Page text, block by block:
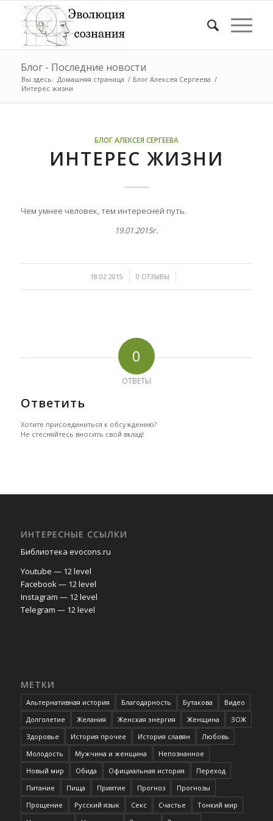
Блог - Последние новости
Вы здесь: Домашняя страница / Блог Алексея Сергеева /
Интерес жизни
БЛОГ АЛЕКСЕЯ СЕРГЕЕВА
ИНТЕРЕС ЖИЗНИ
Чем умнее человек,тем интересней путь.
19.01.2015г.
18.02.2015
/ 0 ОТЗЫВЫ
/
0
ОТВЕТЫ
Ответить
Хотите присоединиться к обсуждению?
Не стесняйтесь вносить свой вклад!
ИНТЕРЕСНЫЕ ССЫЛКИ
Библиотека evocons.ru
Youtube — 12 level
Facebook — 12 level
Instagram — 12 level
Telegram — 12 level
МЕТКИ
Альтернативная история Благодарность Бутакова
Видео
Долголетие
Желания Женская энергия Женщина
ЗОЖ
Здоровье
История прочее История славян
Любовь
Молодость
Мужчина и женщина
Непознанное
Новый мир
Обида Официальная история
Переход
Питание
Пища Приятие Прогноз
Прогнозы
Прощение
Русский язык Секс Счастье
Тонкий мир